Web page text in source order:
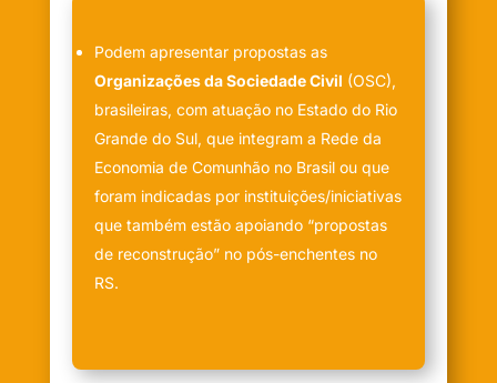
Podem apresentar propostas as
Organizações da Sociedade Civil (OSC),
brasileiras, com atuação no Estado do Rio
Grande do Sul, que integram a Rede da
Economia de Comunhão no Brasil ou que
foram indicadas por instituições/iniciativas
que também estão apoiando “propostas
de reconstrução” no pós-enchentes no
RS.